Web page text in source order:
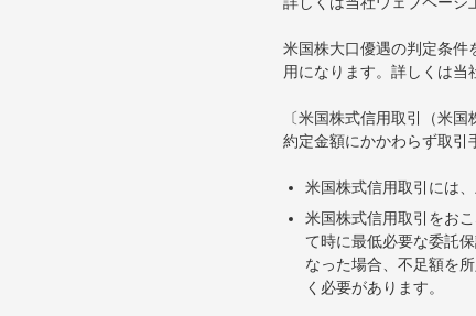
米国株大口優遇の判定条件
用になります。詳しくは当
〔米国株式信用取引（米国
約定金額にかかわらず取引
米国株式信用取引には
米国株式信用取引をお
て時に最低必要な委託
なった場合、不足額を
く必要があります。